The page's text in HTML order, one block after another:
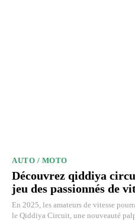
AUTO / MOTO
Découvrez qiddiya
jeu des passionnés de
En 2025, les amateurs de vitesse
le Qiddiya Circuit, une nouveauté